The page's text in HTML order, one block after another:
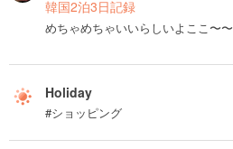
韓国2泊3日記録
めちゃめちゃいいらしいよここ〜〜
Holiday
#ショッピング